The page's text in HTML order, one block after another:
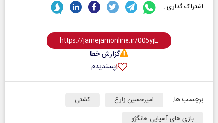
اشتراک گذاری :
گزارش خطا
پسندیدم۱
برچسب ها: امیرحسین زارع
کشتی
بازی های آسیایی هانگژو